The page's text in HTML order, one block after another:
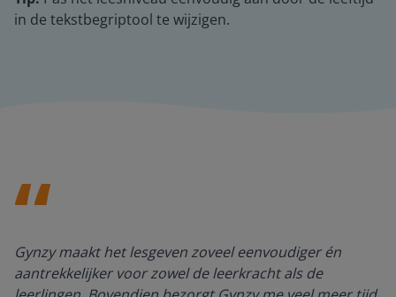
in de tekstbegriptool te wijzigen.
Gynzy maakt het lesgeven zoveel eenvoudiger én
aantrekkelijker voor zowel de leerkracht als de